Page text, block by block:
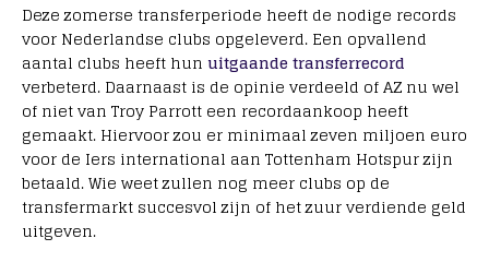
Deze zomerse transferperiode heeft de nodige records
voor Nederlandse clubs opgeleverd. Een opvallend
aantal clubs heeft hun uitgaande transferrecord
verbeterd. Daarnaast is de opinie verdeeld of AZ nu wel
of niet van Troy Parrott een recordaankoop heeft
gemaakt. Hiervoor zou er minimaal zeven miljoen euro
voor de Iers international aan Tottenham Hotspur zijn
betaald. Wie weet zullen nog meer clubs op de
transfermarkt succesvol zijn of het zuur verdiende geld
uitgeven.